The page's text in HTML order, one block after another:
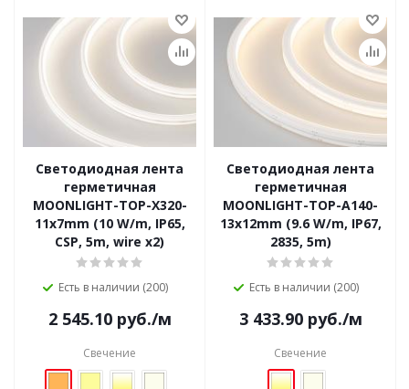
Светодиодная лента
герметичная
MOONLIGHT-TOP-X320-
11x7mm (10 W/m, IP65,
CSP, 5m, wire x2)
Есть в наличии (200)
2 545.10руб./м
Свечение
Светодиодная лента
герметичная
MOONLIGHT-TOP-A140-
13x12mm (9.6 W/m, IP67,
2835, 5m)
Есть в наличии (200)
3 433.90руб./м
Свечение